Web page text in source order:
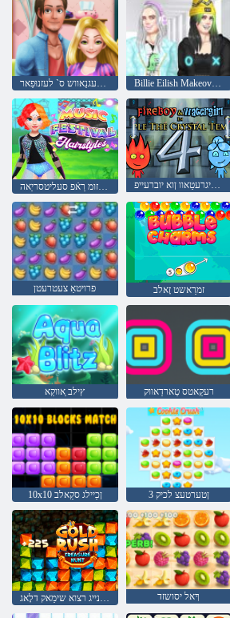
טפַאשרעגנַאווש ס` לעזנוּפַאר Billie Eilish Makeover ליּפש
שדקמה לַאטסירק יד ןיא :4 לריגרעטַאוו ןוא יוברעייפ
פרויטאַ צעטרעטן זמרַאשט זָאלב
ץילב ַאווקַא רעקַאטס טַארדַאווק
10x10 ןכַיילג סקַאלב 3 ןטערטעצ לכיק
ךָאל יסושזד